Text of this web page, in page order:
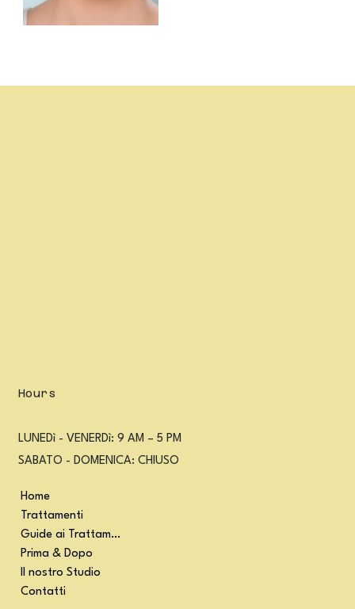
Hours
LUNEDì - VENERDì: 9 AM – 5 PM
SABATO - DOMENICA: CHIUSO
Home
Trattamenti
Guide ai Trattamenti
Prima & Dopo
Il nostro Studio
Contatti